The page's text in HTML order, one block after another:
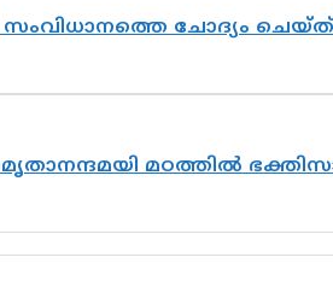
ചോദ്യം
മഠത്തിൽ